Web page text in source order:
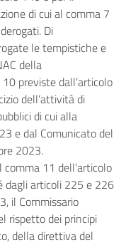
di cui al comma 7
Di
le tempistiche e
della
previste dall’articolo
dell’attività di
di cui alla
e dal Comunicato del
2023.
11 dell’articolo
dagli articoli 225 e 226
il Commissario
rispetto dei principi
della direttiva del